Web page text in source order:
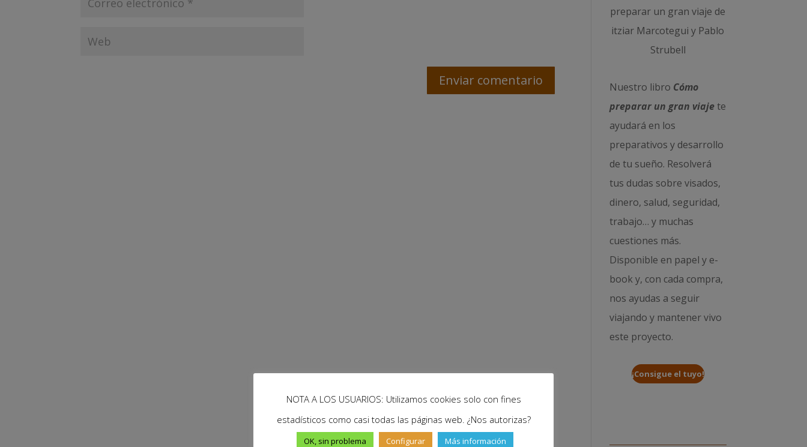
Nuestro libro Cómo
preparar un gran viajete
ayudará en los
preparativos y desarrollo
de tu sueño. Resolverá
tus dudas sobre visados,
dinero, salud, seguridad,
trabajo… y muchas
cuestiones más.
Disponible en papel y e-
book y, con cada compra,
nos ayudas a seguir
viajando y mantener vivo
este proyecto.
¡Consigue el tuyo!
NOTA A LOS USUARIOS: Utilizamos cookies solo con fines
estadísticos como casi todas las páginas web. ¿Nos autorizas?
OK, sin problema Configurar Más información